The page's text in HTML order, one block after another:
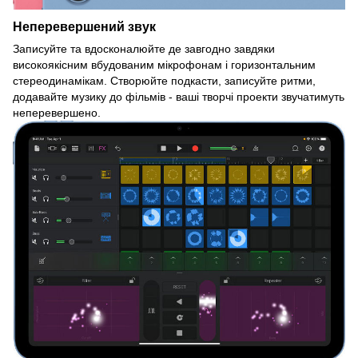
Неперевершений звук
Записуйте та вдосконалюйте де завгодно завдяки
високоякісним вбудованим мікрофонам і горизонтальним
стереодинамікам. Створюйте подкасти, записуйте ритми,
додавайте музику до фільмів - ваші творчі проекти звучатимуть
неперевершено.